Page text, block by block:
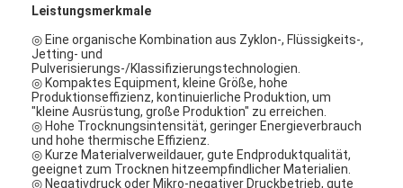
Leistungsmerkmale
◎ Eine organische Kombination aus Zyklon-, Flüssigkeits-,
Jetting- und
Pulverisierungs-/Klassifizierungstechnologien.
◎ Kompaktes Equipment, kleine Größe, hohe
Produktionseffizienz, kontinuierliche Produktion, um
"kleine Ausrüstung, große Produktion" zu erreichen.
◎ Hohe Trocknungsintensität, geringer Energieverbrauch
und hohe thermische Effizienz.
◎ Kurze Materialverweildauer, gute Endproduktqualität,
geeignet zum Trocknen hitzeempfindlicher Materialien.
◎ Negativdruck oder Mikro-negativer Druckbetrieb, gute